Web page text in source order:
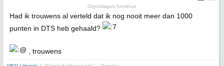
Oryctolagus hominus
Had ik trouwens al verteld dat ik nog nooit meer dan 1000
punten in DTS heb gehaald?
, trouwens